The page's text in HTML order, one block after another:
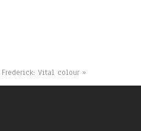
Vital colour »